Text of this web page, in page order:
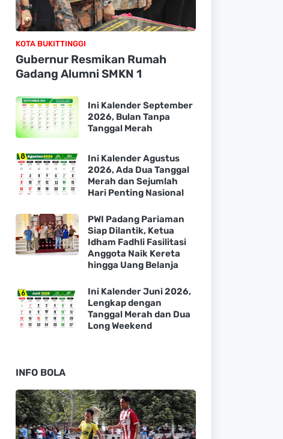
KOTA BUKITTINGGI
Gubernur Resmikan Rumah
Gadang Alumni SMKN 1
Ini Kalender September
2026, Bulan Tanpa
Tanggal Merah
Ini Kalender Agustus
2026, Ada Dua Tanggal
Merah dan Sejumlah
Hari Penting Nasional
PWI Padang Pariaman
Siap Dilantik, Ketua
Idham Fadhli Fasilitasi
Anggota Naik Kereta
hingga Uang Belanja
Ini Kalender Juni 2026,
Lengkap dengan
Tanggal Merah dan Dua
Long Weekend
INFO BOLA